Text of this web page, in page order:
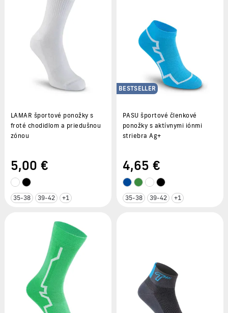
LAMAR športové ponožky s
froté chodidlom a priedušnou
zónou
5,00 €
35-38 39-42 +1
BESTSELLER
PASU športové členkové
ponožky s aktívnymi iónmi
striebra Ag+
4,65 €
35-38 39-42 +1